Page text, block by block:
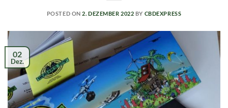
POSTED ON2. DEZEMBER 2022 BY CBDEXPRESS
02
Dez.